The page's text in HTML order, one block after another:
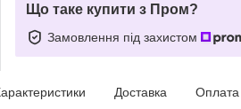
Що таке купити з Пром?
Замовлення під захистом
Доставка Оплата